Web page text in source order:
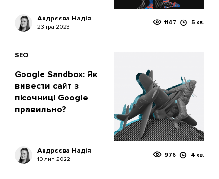
Андрєєва Надія
23 тра 2023
1147 5 хв.
SEO
Google Sandbox: Як
вивести сайт з
пісочниці Google
правильно?
Андрєєва Надія
19 лип 2022
976 4 хв.